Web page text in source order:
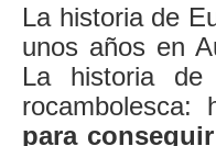
La historia de
unos años en
La historia de
rocambolesca:
para